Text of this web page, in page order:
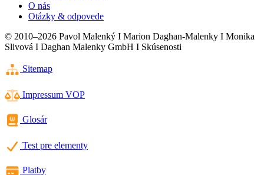
O nás
Otázky & odpovede
© 2010–2026 Pavol Malenký I Marion Daghan-Malenky I Monika
Slivová I Daghan Malenky GmbH I Skúsenosti
Sitemap
Impressum VOP
Glosár
Test pre elementy
Platby